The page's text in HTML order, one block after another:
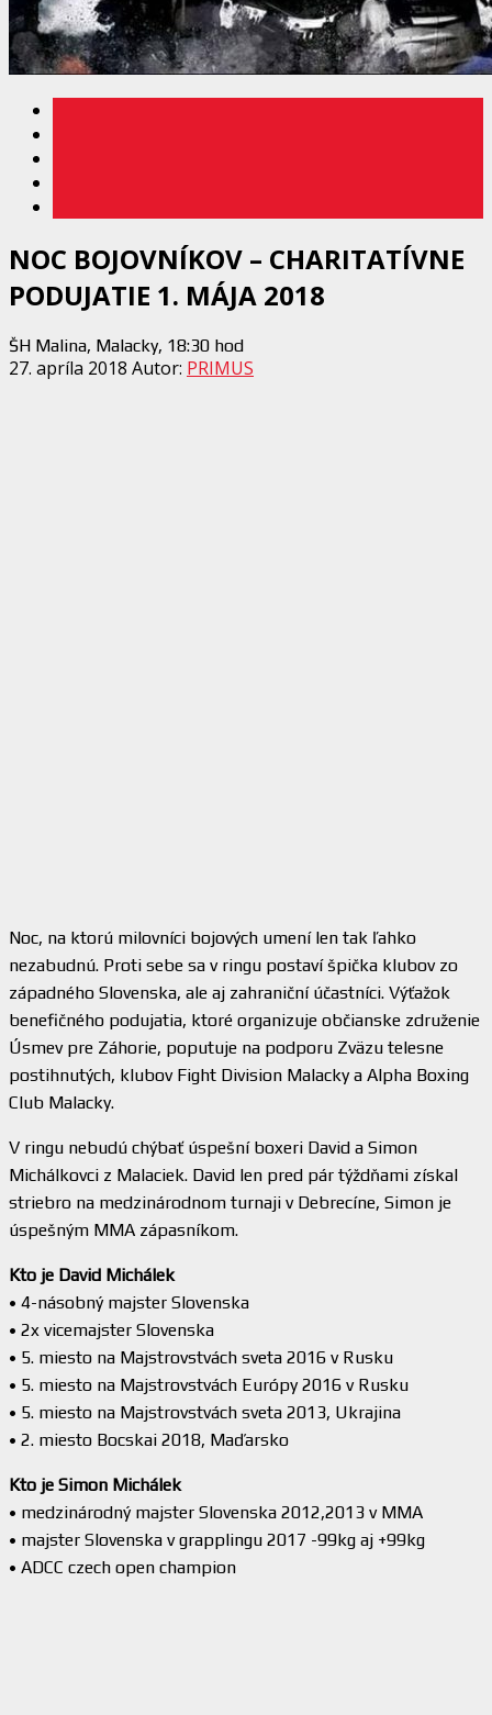
NOC BOJOVNÍKOV – CHARITATÍVNE
PODUJATIE 1. MÁJA 2018
ŠH Malina, Malacky, 18:30 hod
27. apríla 2018 Autor: PRIMUS
Noc, na ktorú milovníci bojových umení len tak ľahko
nezabudnú. Proti sebe sa v ringu postaví špička klubov zo
západného Slovenska, ale aj zahraniční účastníci. Výťažok
benefičného podujatia, ktoré organizuje občianske združenie
Úsmev pre Záhorie, poputuje na podporu Zväzu telesne
postihnutých, klubov Fight Division Malacky a Alpha Boxing
Club Malacky.
V ringu nebudú chýbať úspešní boxeri David a Simon
Michálkovci z Malaciek. David len pred pár týždňami získal
striebro na medzinárodnom turnaji v Debrecíne, Simon je
úspešným MMA zápasníkom.
Kto je David Michálek
• 4-násobný majster Slovenska
• 2x vicemajster Slovenska
• 5. miesto na Majstrovstvách sveta 2016 v Rusku
• 5. miesto na Majstrovstvách Európy 2016 v Rusku
• 5. miesto na Majstrovstvách sveta 2013, Ukrajina
• 2. miesto Bocskai 2018, Maďarsko
Kto je Simon Michálek
• medzinárodný majster Slovenska 2012,2013 v MMA
• majster Slovenska v grapplingu 2017 -99kg aj +99kg
• ADCC czech open champion